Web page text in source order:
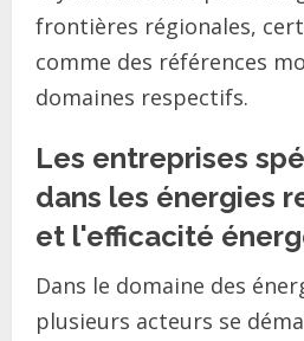
frontières régionales,
comme des références
domaines respectifs.
Les entreprises
dans les énergies
et l'efficacité
Dans le domaine des
plusieurs acteurs se